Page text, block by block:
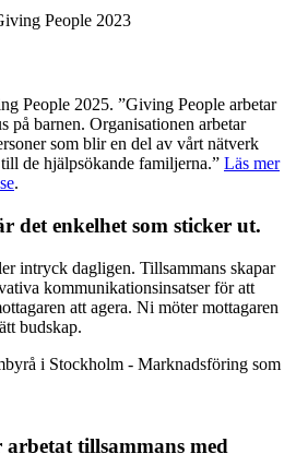
People 2025. ”Giving People arbetar
på barnen. Organisationen arbetar
som blir en del av vårt nätverk
de hjälpsökande familjerna.” Läs mer
.
det enkelhet som sticker ut.
intryck dagligen. Tillsammans skapar
kommunikationsinsatser för att
att agera. Ni möter mottagaren
budskap.
tillsammans med